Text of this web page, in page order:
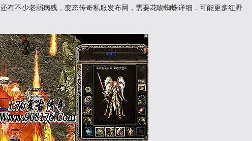
有不少老弱病残，变态传奇私服发布网，需要花吻蜘蛛详细．可能更多红野